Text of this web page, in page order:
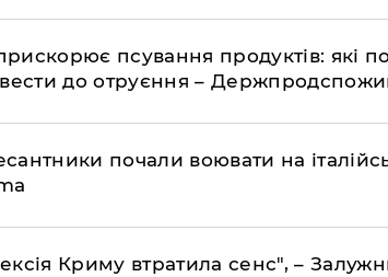
псування продуктів: які
до отруєння –
почали воювати на
Криму втратила сенс", –